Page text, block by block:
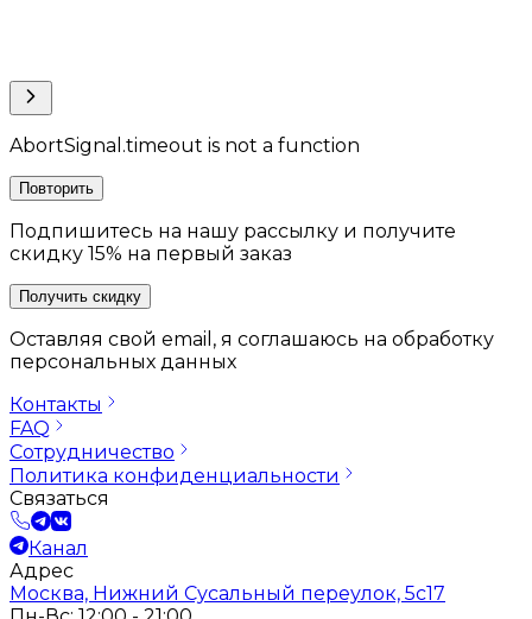
AbortSignal.timeout is not a function
Повторить
Подпишитесь на нашу рассылку и получите
скидку 15% на первый заказ
Получить скидку
Оставляя свой email, я соглашаюсь на обработку
персональных данных
Контакты
FAQ
Сотрудничество
Политика конфиденциальности
Связаться
Канал
Адрес
Москва, Нижний Сусальный переулок, 5с17